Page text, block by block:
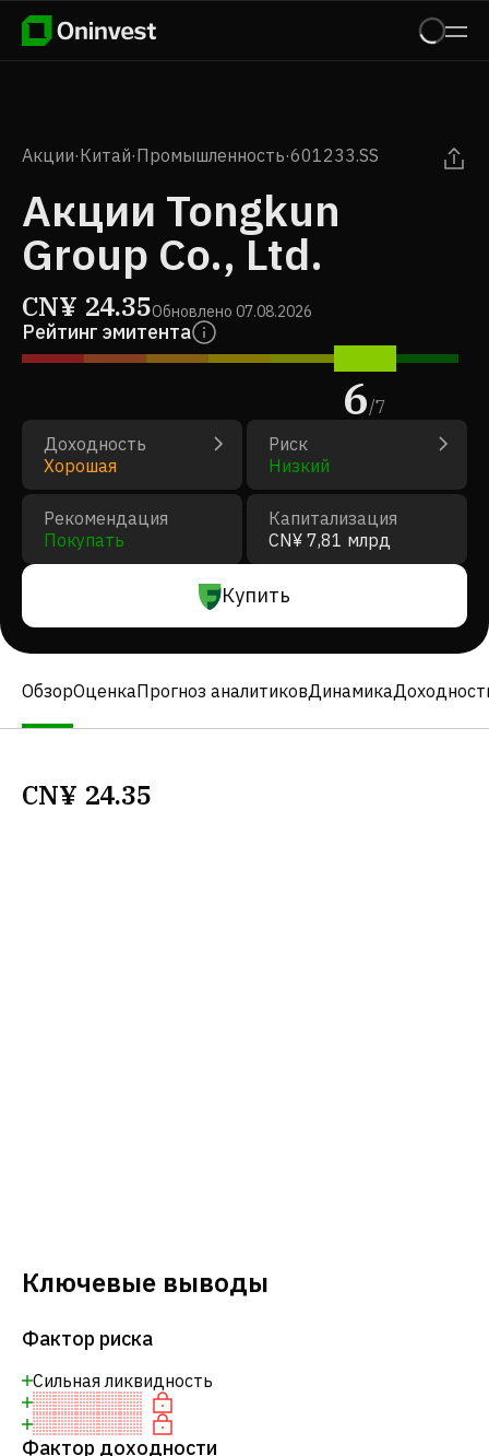
Акции·Китай·Промышленность·601233.SS
Акции Tongkun
Group Co., Ltd.
CN¥ 24.35Обновлено 07.08.2026
Рейтинг эмитента
6/7
Доходность
Хорошая
Риск
Низкий
Рекомендация
Покупать
Капитализация
CN¥ 7,81 млрд
Купить
ОбзорОценкаПрогноз аналитиковДинамика
CN¥ 24.35
Ключевые выводы
Фактор риска
Сильная ликвидность
Фактор доходности